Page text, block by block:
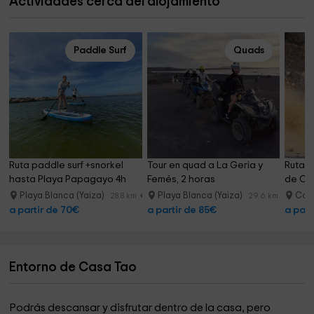
Paddle Surf
Ruta paddle surf +snorkel
hasta Playa Papagayo 4h
Playa Blanca (Yaiza) 28.8 km
a partir de 70€
Quads
Tour en quad a La Geria y
Femés, 2 horas
Playa Blanca (Yaiza) 29.6 km
a partir de 85€
Ruta
de
a
Entorno de Casa Tao
Podrás descansar y disfrutar dentro de la casa, pero